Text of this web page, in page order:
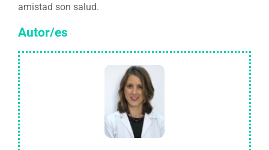
amistad son salud.
Autor/es